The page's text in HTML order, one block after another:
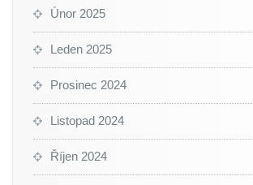
Únor 2025
Leden 2025
Prosinec 2024
Listopad 2024
Říjen 2024